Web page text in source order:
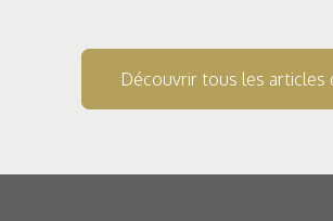
Découvrir tous les articles